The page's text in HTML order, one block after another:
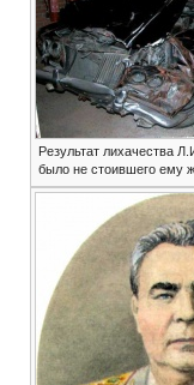
Результат лихачества
было не стоившего ему